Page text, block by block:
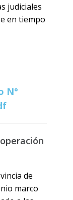
judiciales
en tiempo
N°
de
marco